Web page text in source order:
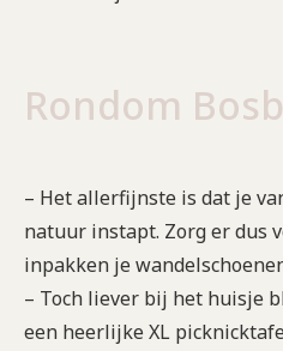
Rondom
– Het allerfijnste is dat je
natuur instapt. Zorg er dus
inpakken je
– Toch liever bij het huisje
een heerlijke XL